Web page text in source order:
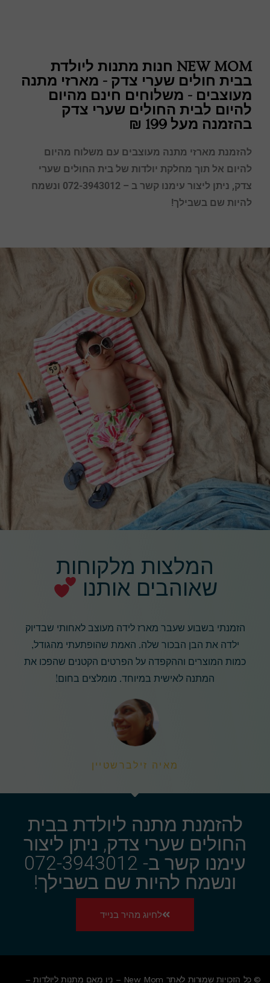
NEW MOM חנות מתנות ליולדת
בבית חולים שערי צדק - מארזי מתנה
מעוצבים - משלוחים חינם מהיום
להיום לבית החולים שערי צדק
בהזמנה מעל 199 ₪
להזמנת מארזי מתנה מעוצבים עם משלוח מהיום
להיום אל תוך מחלקת יולדות של בית החולים שערי
צדק,
ניתן ליצור עימנו קשר ב – 072-3943012 ונשמח
להיות שם בשבילך!
המלצות מלקוחות
שאוהבים אותנו
הזמנתי בשבוע שעבר מארז לידה מעוצב לאחותי שבדיוק
ילדה את הבן הבכור שלה. האמת שהופתעתי מהגודל,
כמות המוצרים וההקפדה על הפרטים הקטנים שהפכו את
המתנה לאישית במיוחד. מומלצים בחום!
מאיה זילברשטיין
להזמנת מתנה ליולדת בבית
החולים שערי צדק, ניתן ליצור
עימנו קשר ב- 072-3943012
ונשמח להיות שם בשבילך!
לחיוג מהיר בנייד
© כל הזכויות שמורות לאתר New Mom – ניו מאם מתנות ליולדות –